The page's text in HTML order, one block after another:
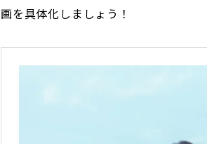
画を具体化しましょう！